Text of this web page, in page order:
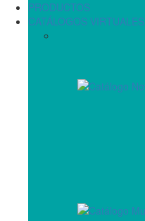
PRODUCTOS
CATÁLOGOS VIRTUALES